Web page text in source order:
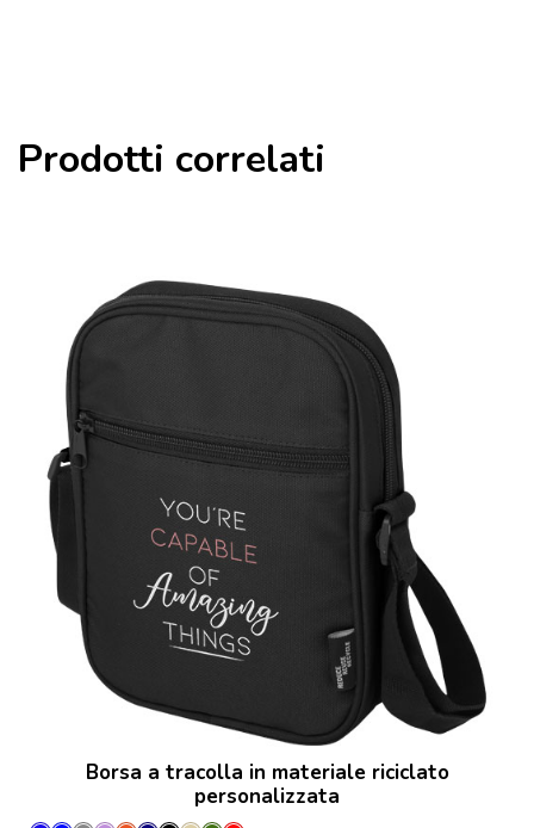
Prodotti correlati
Borsa a tracolla in materiale riciclato
personalizzata